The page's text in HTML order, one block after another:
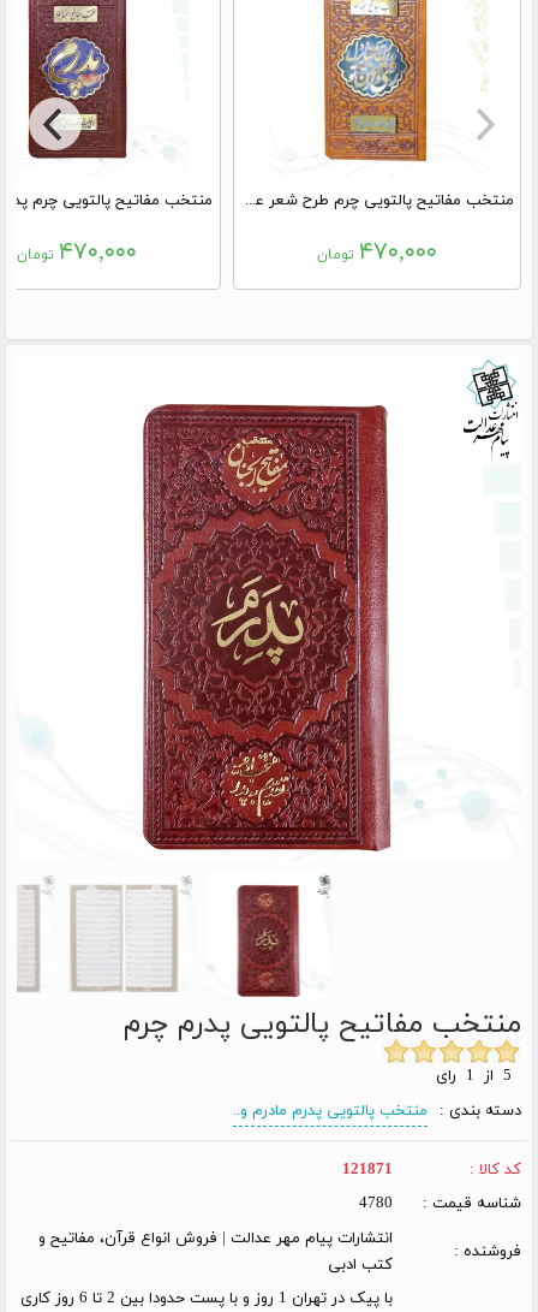
منتخب مفاتیح پالتویی چرم طرح شعر عمومی پلاک دار
۴۷۰,۰۰۰ تومان
منتخب مفاتیح پالتویی چرم
۴۷۰,۰۰۰ تومان
منتخب مفاتیح پالتویی پدرم چرم
دسته بندی :
منتخب پالتویی پدرم مادرم و..
کد کالا :
121871
شناسه قیمت :
4780
فروشنده :
انتشارات پیام مهر عدالت | فروش انواع قرآن، مفاتیح و
کتب ادبی
با پیک در تهران 1 روز و با پست حدودا بین 2 تا 6 روز کاری